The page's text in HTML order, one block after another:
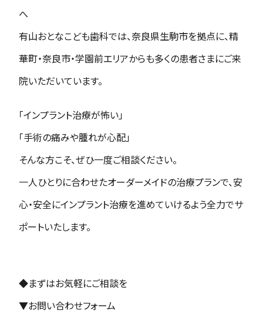
へ
有山おとなこども歯科では、奈良県生駒市を拠点に、精
華町・奈良市・学園前エリアからも多くの患者さまにご来
院いただいています。
「インプラント治療が怖い」
「手術の痛みや腫れが心配」
そんな方こそ、ぜひ一度ご相談ください。
一人ひとりに合わせたオーダーメイドの治療プランで、安
心・安全にインプラント治療を進めていけるよう全力でサ
ポートいたします。
◆まずはお気軽にご相談を
▼お問い合わせフォーム